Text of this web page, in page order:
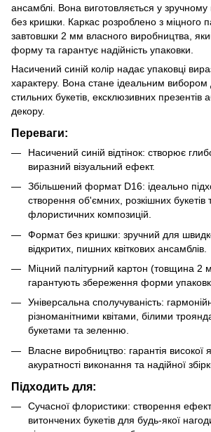
ансамблі. Вона виготовляється у
без кришки. Каркас розроблено з міцного
завтовшки 2 мм власного виробництва,
форму та гарантує надійність упаковки.
Насичений синій колір надає упаковці
характеру. Вона стане ідеальним
стильних букетів, ексклюзивних презентів
декору.
Переваги:
Насичений синій відтінок: створює
виразний візуальний ефект.
Збільшений формат D16: ідеально
створення об'ємних, розкішних
флористичних композицій.
Формат без кришки: зручний для
відкритих, пишних квіткових ансамблів.
Міцний палітурний картон (товщина 2
гарантують збереження форми
Універсальна сполучуваність:
різноманітними квітами, білими
букетами та зеленню.
Власне виробництво: гарантія високої
акуратності виконання та надійної
Підходить для:
Сучасної флористики: створення
витончених букетів для будь-якої